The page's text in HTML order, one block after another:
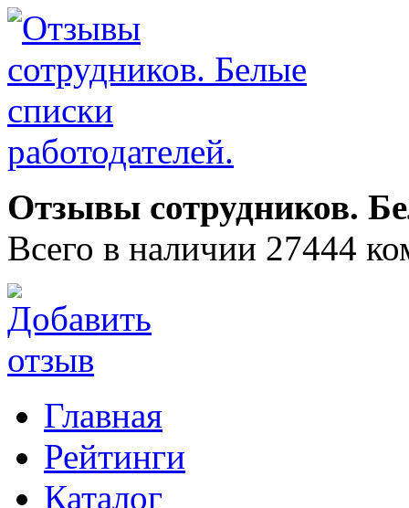
Отзывы сотрудников.
Всего в наличии 27444
Главная
Рейтинги
Каталог